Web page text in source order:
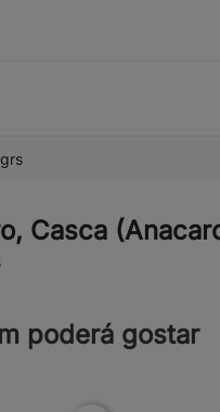
Casca
poderá gostar